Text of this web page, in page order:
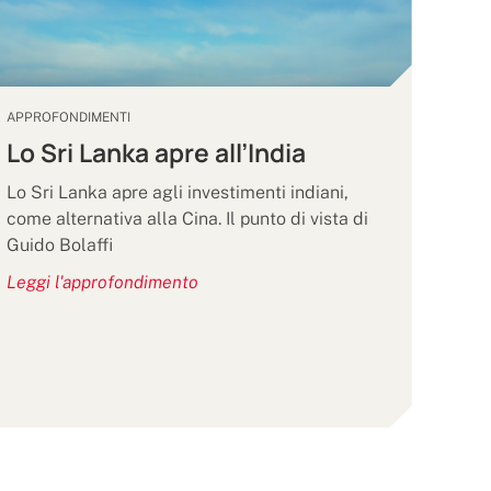
APPROFONDIMENTI
Lo Sri Lanka apre all’India
Lo Sri Lanka apre agli investimenti indiani,
come alternativa alla Cina. Il punto di vista di
Guido Bolaffi
Leggi l'approfondimento